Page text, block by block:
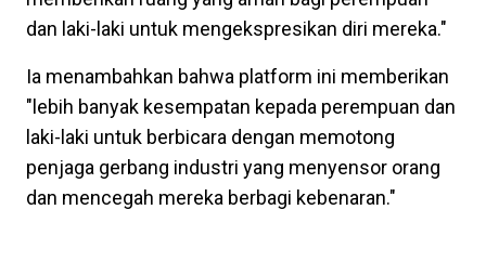
dan laki-laki untuk mengekspresikan diri mereka."
Ia menambahkan bahwa platform ini memberikan
"lebih banyak kesempatan kepada perempuan dan
laki-laki untuk berbicara dengan memotong
penjaga gerbang industri yang menyensor orang
dan mencegah mereka berbagi kebenaran."